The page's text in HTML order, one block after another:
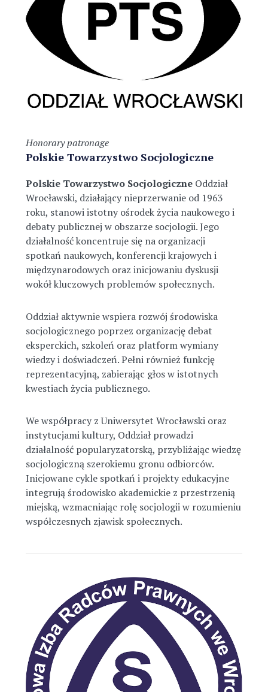
Honorary patronage
Polskie Towarzystwo Socjologiczne
Polskie Towarzystwo SocjologiczneOddział
Wrocławski, działający nieprzerwanie od 1963
roku, stanowi istotny ośrodek życia naukowego i
debaty publicznej w obszarze socjologii. Jego
działalność koncentruje się na organizacji
spotkań naukowych, konferencji krajowych i
międzynarodowych oraz inicjowaniu dyskusji
wokół kluczowych problemów społecznych.
Oddział aktywnie wspiera rozwój środowiska
socjologicznego poprzez organizację debat
eksperckich, szkoleń oraz platform wymiany
wiedzy i doświadczeń. Pełni również funkcję
reprezentacyjną, zabierając głos w istotnych
kwestiach życia publicznego.
We współpracy z Uniwersytet Wrocławski oraz
instytucjami kultury, Oddział prowadzi
działalność popularyzatorską, przybliżając wiedzę
socjologiczną szerokiemu gronu odbiorców.
Inicjowane cykle spotkań i projekty edukacyjne
integrują środowisko akademickie z przestrzenią
miejską, wzmacniając rolę socjologii w rozumieniu
współczesnych zjawisk społecznych.